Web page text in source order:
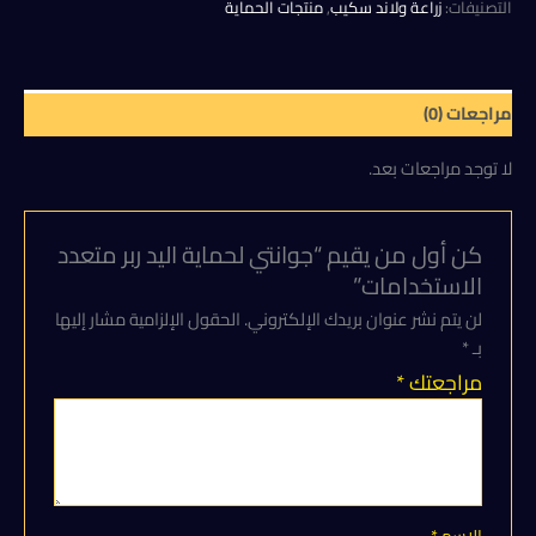
65,00 EGP.
55,00 EGP.
التصنيفات:زراعة ولاند سكيب,منتجات الحماية
مراجعات (0)
لا توجد مراجعات بعد.
كن أول من يقيم “جوانتي لحماية اليد ربر متعدد
الاستخدامات”
لن يتم نشر عنوان بريدك الإلكتروني.الحقول الإلزامية مشار إليها
بـ*
مراجعتك*